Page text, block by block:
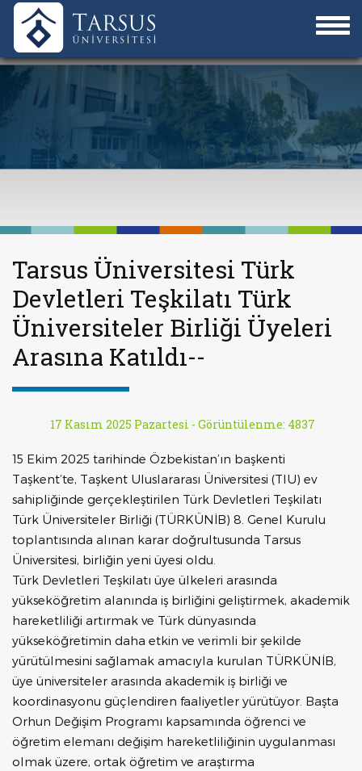
Tarsus Üniversitesi Türk
Devletleri Teşkilatı Türk
Üniversiteler Birliği Üyeleri
Arasına Katıldı--
17 Kasım 2025 Pazartesi - Görüntülenme: 4837
15 Ekim 2025 tarihinde Özbekistan’ın başkenti
Taşkent’te, Taşkent Uluslararası Üniversitesi (TIU) ev
sahipliğinde gerçekleştirilen Türk Devletleri Teşkilatı
Türk Üniversiteler Birliği (TÜRKÜNİB) 8. Genel Kurulu
toplantısında alınan karar doğrultusunda Tarsus
Üniversitesi, birliğin yeni üyesi oldu.
Türk Devletleri Teşkilatı üye ülkeleri arasında
yükseköğretim alanında iş birliğini geliştirmek, akademik
hareketliliği artırmak ve Türk dünyasında
yükseköğretimin daha etkin ve verimli bir şekilde
yürütülmesini sağlamak amacıyla kurulan TÜRKÜNİB,
üye üniversiteler arasında akademik iş birliği ve
koordinasyonu güçlendiren faaliyetler yürütüyor. Başta
Orhun Değişim Programı kapsamında öğrenci ve
öğretim elemanı değişim hareketliliğinin uygulanması
olmak üzere, ortak öğretim ve araştırma